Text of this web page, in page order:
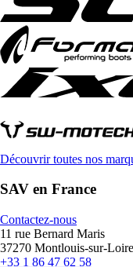
Découvrir toutes nos
SAV en France
Contactez-nous
11 rue Bernard Maris
37270 Montlouis-sur-
+33 1 86 47 62 58